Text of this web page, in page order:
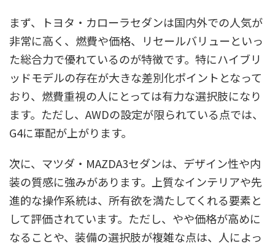
まず、トヨタ・カローラセダンは国内外での人気が
非常に高く、燃費や価格、リセールバリューといっ
た総合力で優れているのが特徴です。特にハイブリ
ッドモデルの存在が大きな差別化ポイントとなって
おり、燃費重視の人にとっては有力な選択肢になり
ます。ただし、AWDの設定が限られている点では、
G4に軍配が上がります。
次に、マツダ・MAZDA3セダンは、デザイン性や内
装の質感に強みがあります。上質なインテリアや先
進的な操作系統は、所有欲を満たしてくれる要素と
して評価されています。ただし、やや価格が高めに
なることや、装備の選択肢が複雑な点は、人によっ